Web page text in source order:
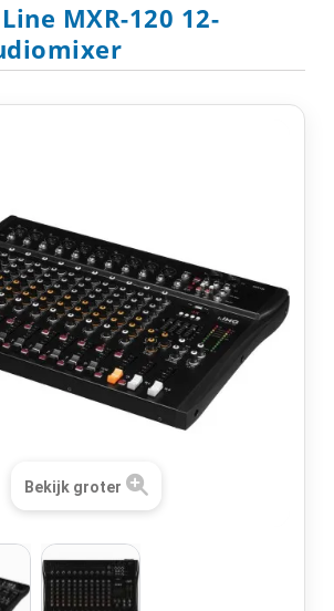
MXR-120 12-
Bekijk groter